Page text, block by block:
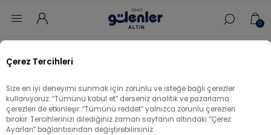
Çerez Tercihleri
Size en iyi deneyimi sunmak için zorunlu ve isteğe bağlı çerezler
kullanıyoruz. “Tümünü kabul et” derseniz analitik ve pazarlama
çerezleri de etkinleşir. “Tümünü reddet” yalnızca zorunlu çerezleri
bırakır. Tercihlerinizi dilediğiniz zaman sayfanın altındaki “Çerez
Ayarları” bağlantısından değiştirebilirsiniz.
0
22 Ayar Altın Dorika Hasır Set